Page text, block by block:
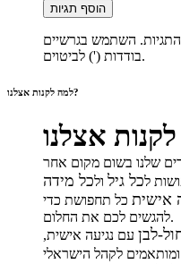
הוסף תגיות
השתמש בגרשיים
בודדות (') לביטוים.
למה לקנות אצלנו?
לכל גיל ולכל מידה
אישית כל תחפושת כדי
להגשים לכם את החלום.
לבן עם נגיעה אישית,